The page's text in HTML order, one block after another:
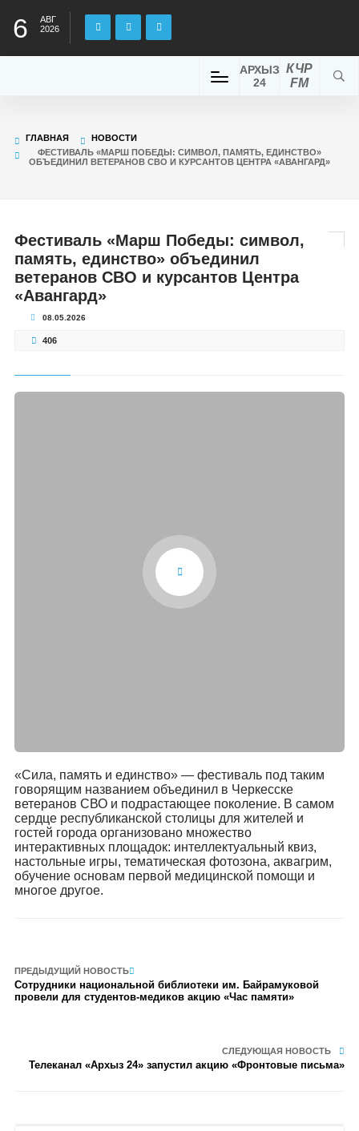
6
АВГ
2026
КЧР
FM
АРХЫЗ
24
ГЛАВНАЯ
НОВОСТИ
ФЕСТИВАЛЬ «МАРШ ПОБЕДЫ: СИМВОЛ, ПАМЯТЬ, ЕДИНСТВО»
ОБЪЕДИНИЛ ВЕТЕРАНОВ СВО И КУРСАНТОВ ЦЕНТРА «АВАНГАРД»
Фестиваль «Марш Победы: символ,
память, единство» объединил
ветеранов СВО и курсантов Центра
«Авангард»
08.05.2026
406
«Сила, память и единство» — фестиваль под таким
говорящим названием объединил в Черкесске
ветеранов СВО и подрастающее поколение. В самом
сердце республиканской столицы для жителей и
гостей города организовано множество
интерактивных площадок: интеллектуальный квиз,
настольные игры, тематическая фотозона, аквагрим,
обучение основам первой медицинской помощи и
многое другое.
ПРЕДЫДУЩИЙ НОВОСТЬ
Сотрудники национальной библиотеки им. Байрамуковой
провели для студентов-медиков акцию «Час памяти»
СЛЕДУЮЩАЯ НОВОСТЬ
Телеканал «Архыз 24» запустил акцию «Фронтовые письма»